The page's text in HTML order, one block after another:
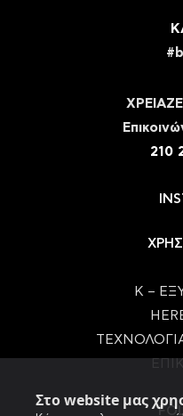
Στο website μας
210
Κ –